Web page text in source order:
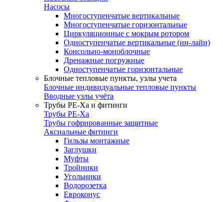
Насосы
Многоступенчатые вертикальные
Многоступенчатые горизонтальные
Циркуляционные с мокрым ротором
Одноступенчатые вертикальные (ин-лайн)
Консольно-моноблочные
Дренажные погружные
Одноступенчатые горизонтальные
Блочные тепловые пункты, узлы учета
Блочные индивидуальные тепловые пункты
Вводные узлы учёта
Трубы РЕ-Ха и фитинги
Трубы РЕ-Ха
Трубы гофрированные защитные
Аксиальные фитинги
Гильзы монтажные
Заглушки
Муфты
Тройники
Угольники
Водорозетка
Евроконус